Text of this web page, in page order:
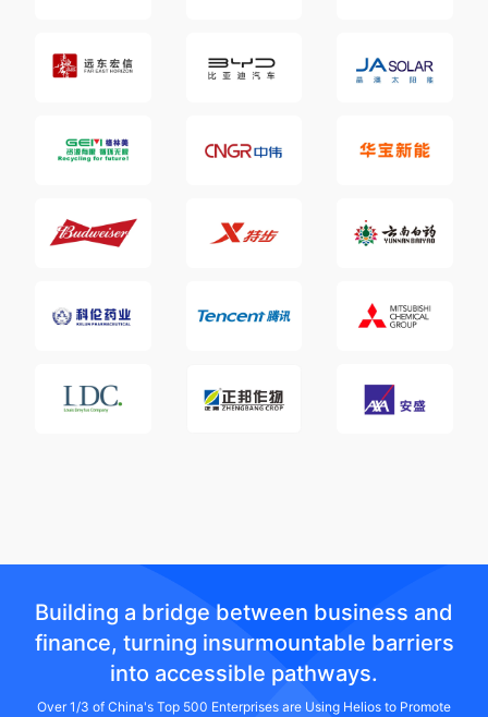
Building a bridge between business and
finance, turning insurmountable barriers
into accessible pathways.
Over 1/3 of China's Top 500 Enterprises are Using Helios to Promote